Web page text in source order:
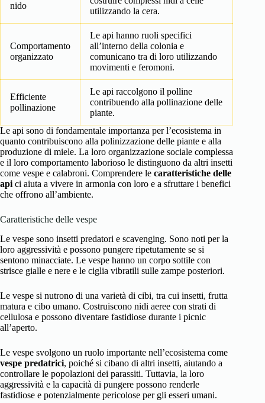
nido
utilizzando la cera.
Comportamento
organizzato
Le api hanno ruoli specifici
all’interno della colonia e
comunicano tra di loro utilizzando
movimenti e feromoni.
Efficiente
pollinazione
Le api raccolgono il polline
contribuendo alla pollinazione delle
piante.
Le api sono di fondamentale importanza per l’ecosistema in
quanto contribuiscono alla polinizzazione delle piante e alla
produzione di miele. La loro organizzazione sociale complessa
e il loro comportamento laborioso le distinguono da altri insetti
come vespe e calabroni. Comprendere le caratteristiche delle
api ci aiuta a vivere in armonia con loro e a sfruttare i benefici
che offrono all’ambiente.
Caratteristiche delle vespe
Le vespe sono insetti predatori e scavenging. Sono noti per la
loro aggressività e possono pungere ripetutamente se si
sentono minacciate. Le vespe hanno un corpo sottile con
strisce gialle e nere e le ciglia vibratili sulle zampe posteriori.
Le vespe si nutrono di una varietà di cibi, tra cui insetti, frutta
matura e cibo umano. Costruiscono nidi aeree con strati di
cellulosa e possono diventare fastidiose durante i picnic
all’aperto.
Le vespe svolgono un ruolo importante nell’ecosistema come
vespe predatrici, poiché si cibano di altri insetti, aiutando a
controllare le popolazioni dei parassiti. Tuttavia, la loro
aggressività e la capacità di pungere possono renderle
fastidiose e potenzialmente pericolose per gli esseri umani.